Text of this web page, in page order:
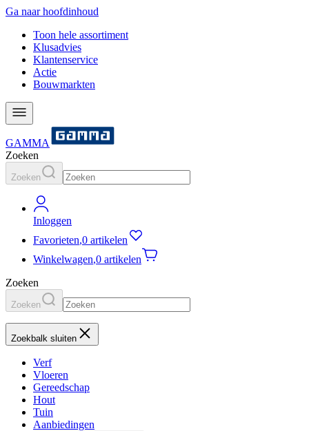
Ga naar hoofdinhoud
Toon hele assortiment
Klusadvies
Klantenservice
Actie
Bouwmarkten
GAMMA
Zoeken
Zoeken
Inloggen
Favorieten,0 artikelen
Winkelwagen,0 artikelen
Zoeken
Zoeken
Zoekbalk sluiten
Verf
Vloeren
Gereedschap
Hout
Tuin
Aanbiedingen